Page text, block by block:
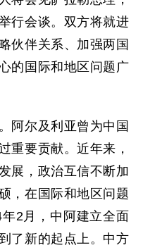
行会谈。双方将就进
伙伴关系、加强两国
的国际和地区问题广
尔及利亚曾为中国
重要贡献。近年来，
展，政治互信不断加
，在国际和地区问题
2月，中阿建立全面
了新的起点上。中方